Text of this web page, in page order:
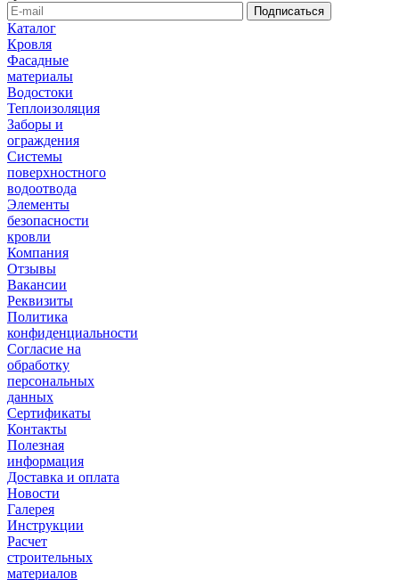
Каталог
Кровля
Фасадные
материалы
Водостоки
Теплоизоляция
Заборы и
ограждения
Системы
поверхностного
водоотвода
Элементы
безопасности
кровли
Компания
Отзывы
Вакансии
Реквизиты
Политика
конфиденциальности
Согласие на
обработку
персональных
данных
Сертификаты
Контакты
Полезная
информация
Доставка и оплата
Новости
Галерея
Инструкции
Расчет
строительных
материалов